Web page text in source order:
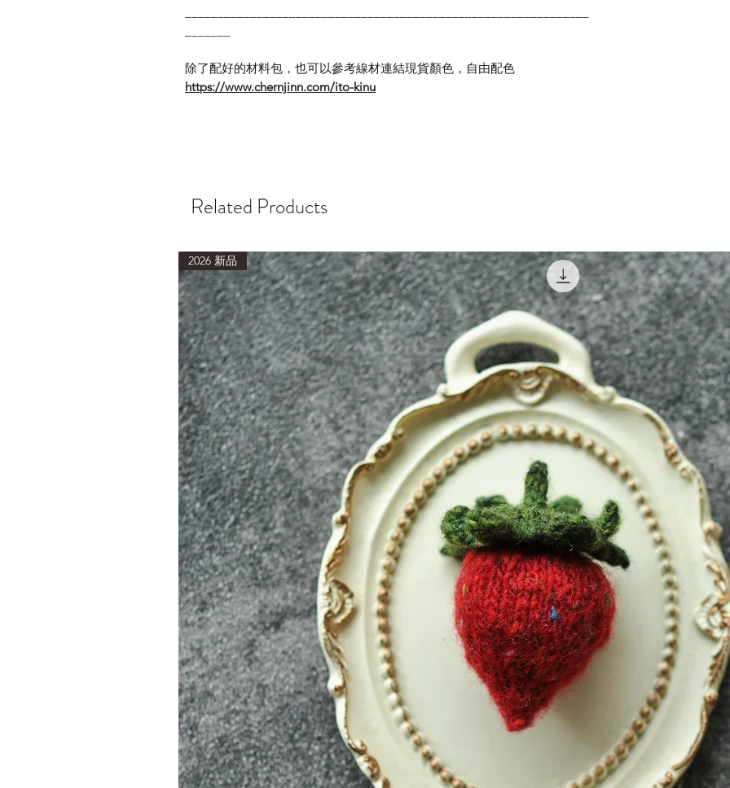
除了配好的材料包，也可以參考線材連結現貨顏色，自由配色
https://www.chernjinn.com/ito-kinu
Related Products
2026 新品